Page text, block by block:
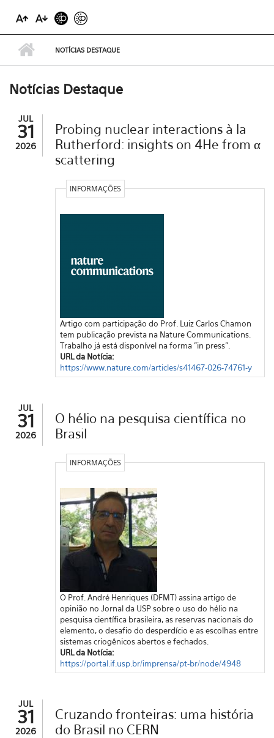
NOTÍCIAS DESTAQUE
Notícias Destaque
JUL
31
2026
Probing nuclear interactions à la
Rutherford: insights on 4He from α
scattering
INFORMAÇÕES
Artigo com participação do Prof. Luiz Carlos Chamon
tem publicação prevista na Nature Communications.
Trabalho já está disponível na forma "in press".
URL da Notícia:
https://www.nature.com/articles/s41467-026-74761-y
JUL
31
2026
O hélio na pesquisa científica no
Brasil
INFORMAÇÕES
O Prof. André Henriques (DFMT) assina artigo de
opinião no Jornal da USP sobre o uso do hélio na
pesquisa científica brasileira, as reservas nacionais do
elemento, o desafio do desperdício e as escolhas entre
sistemas criogênicos abertos e fechados.
URL da Notícia:
https://portal.if.usp.br/imprensa/pt-br/node/4948
JUL
31
2026
Cruzando fronteiras: uma história
do Brasil no CERN